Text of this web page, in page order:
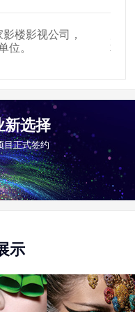
经营
新选择
目正式签约
示